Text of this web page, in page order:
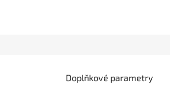
Doplňkové parametry